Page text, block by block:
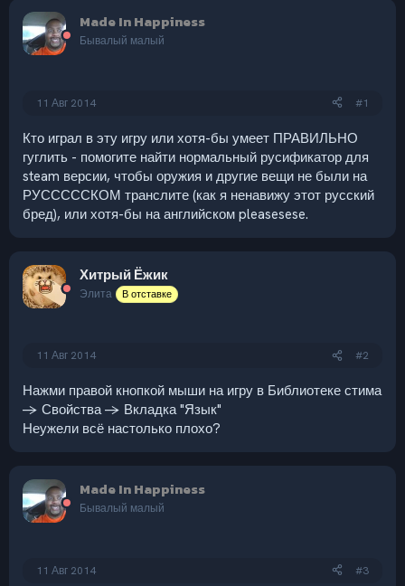
р
т
е
н
Made In Happiness
Бывалый малый
11 Авг 2014 #1
Кто играл в эту игру или хотя-бы умеет ПРАВИЛЬНО
гуглить - помогите найти нормальный русификатор для
steam версии, чтобы оружия и другие вещи не были на
РУСССССКОМ транслите (как я ненавижу этот русский
бред), или хотя-бы на английском pleasesese.
Хитрый Ёжик
Элита В отставке
11 Авг 2014 #2
Нажми правой кнопкой мыши на игру в Библиотеке стима
-> Свойства -> Вкладка "Язык"
Неужели всё настолько плохо?
Made In Happiness
Бывалый малый
11 Авг 2014 #3